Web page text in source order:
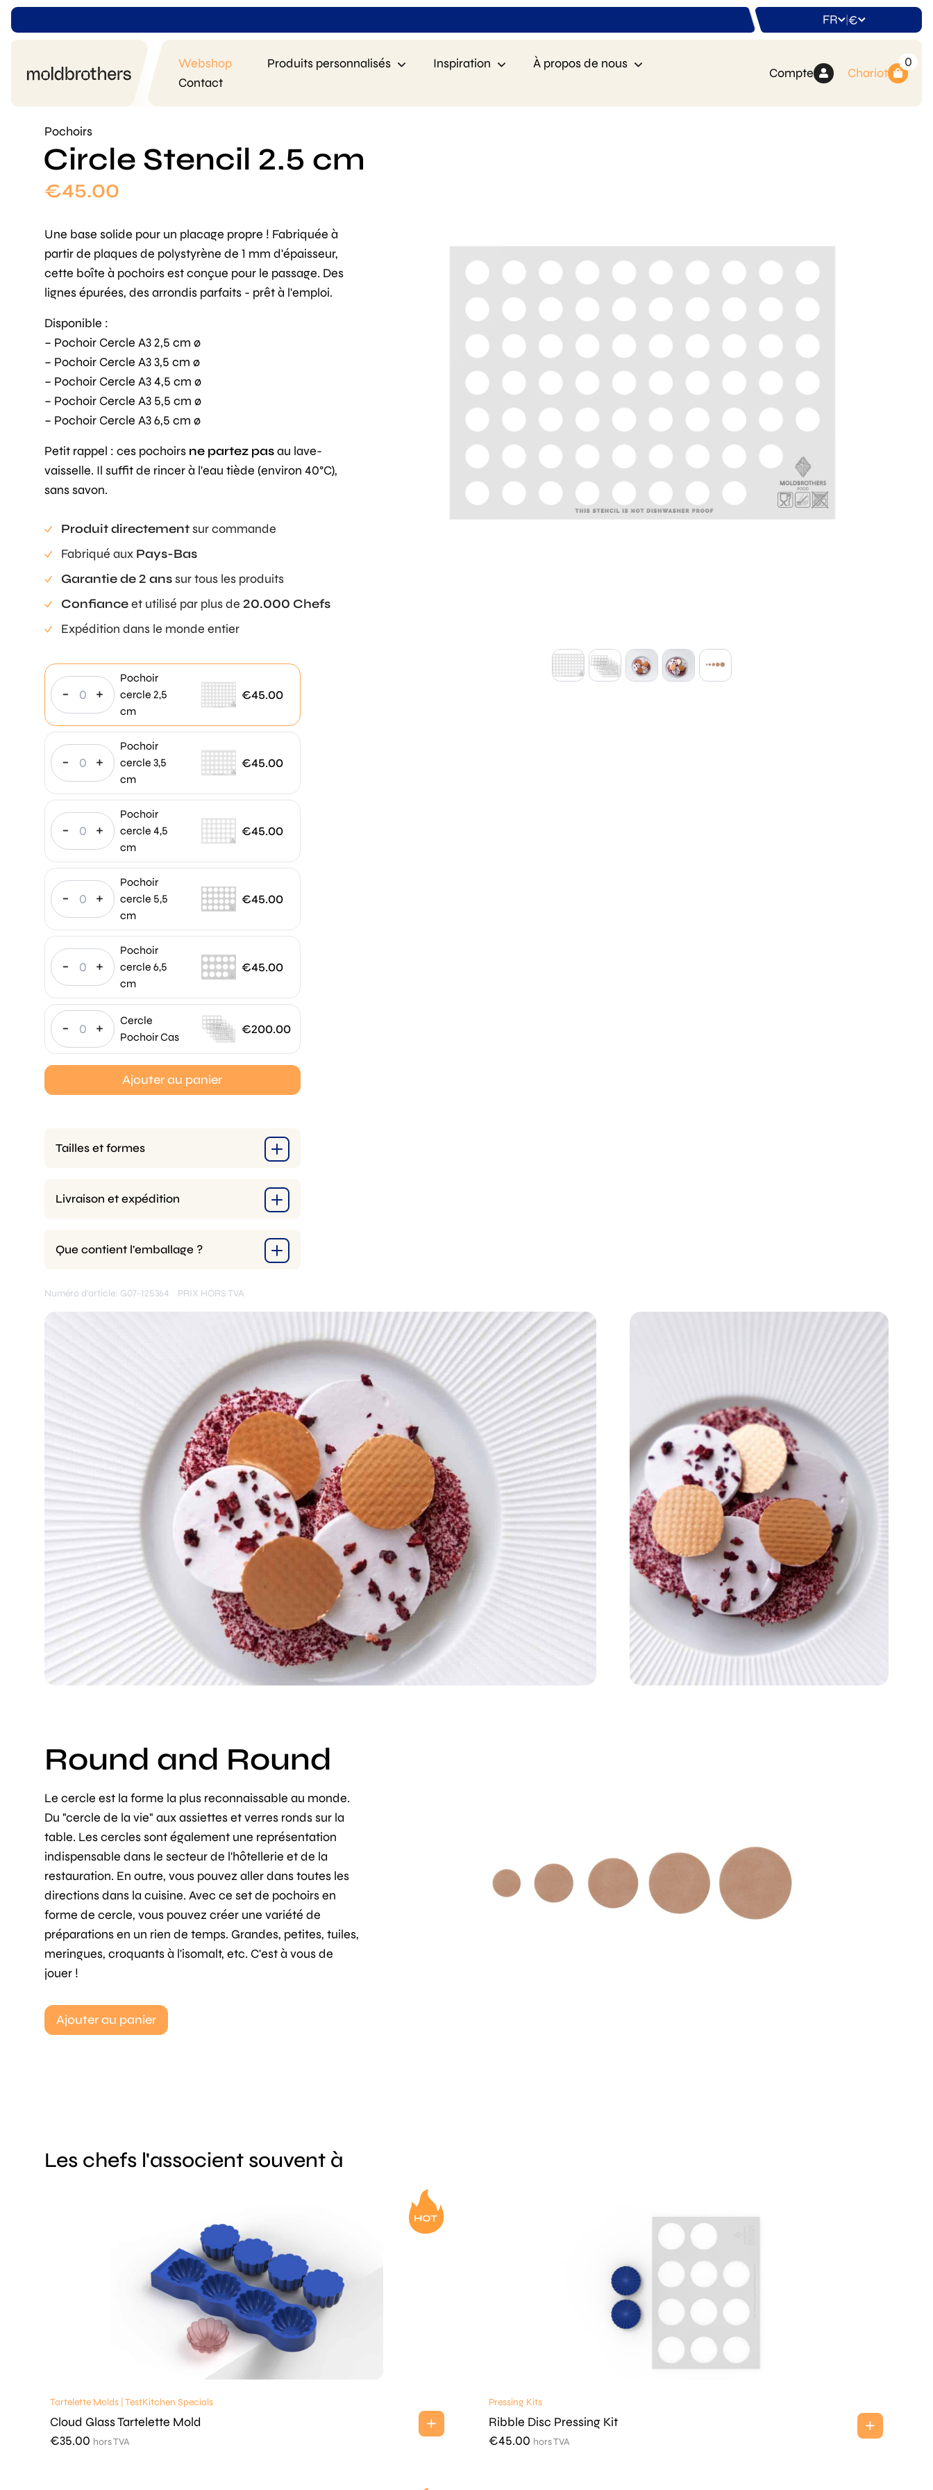
FR |€
Webshop Produits personnalisés Inspiration
À propos de nous
Contact
Compte
0
Chariot
Pochoirs
Circle Stencil 2.5 cm
€45.00
Une base solide pour un placage propre ! Fabriquée à
partir de plaques de polystyrène de 1 mm d'épaisseur,
cette boîte à pochoirs est conçue pour le passage. Des
lignes épurées, des arrondis parfaits - prêt à l'emploi.
Disponible :
– Pochoir Cercle A3 2,5 cm ø
– Pochoir Cercle A3 3,5 cm ø
– Pochoir Cercle A3 4,5 cm ø
– Pochoir Cercle A3 5,5 cm ø
– Pochoir Cercle A3 6,5 cm ø
Petit rappel : ces pochoirs ne partez pasau lave-
vaisselle. Il suffit de rincer à l'eau tiède (environ 40°C),
sans savon.
Produit directementsur commande
Fabriqué aux Pays-Bas
Garantie de 2 anssur tous les produits
Confianceet utilisé par plus de 20.000 Chefs
Expédition dans le monde entier
- +
Pochoir
cercle 2,5
cm
€45.00
- +
Pochoir
cercle 3,5
cm
€45.00
- +
Pochoir
cercle 4,5
cm
€45.00
- +
Pochoir
cercle 5,5
cm
€45.00
- +
Pochoir
cercle 6,5
cm
€45.00
- +
Cercle
Pochoir Cas
€200.00
Ajouter au panier
Tailles et formes
Livraison et expédition
Que contient l'emballage ?
Numéro d'article: G07-125364 PRIX HORS TVA
Round and Round
Le cercle est la forme la plus reconnaissable au monde.
Du "cercle de la vie" aux assiettes et verres ronds sur la
table. Les cercles sont également une représentation
indispensable dans le secteur de l'hôtellerie et de la
restauration. En outre, vous pouvez aller dans toutes les
directions dans la cuisine. Avec ce set de pochoirs en
forme de cercle, vous pouvez créer une variété de
préparations en un rien de temps. Grandes, petites, tuiles,
meringues, croquants à l'isomalt, etc. C'est à vous de
jouer !
Ajouter au panier
Les chefs l'associent souvent à
Tartelette Molds | TestKitchen Specials
Cloud Glass Tartelette Mold
€35.00 hors TVA
Pressing Kits
Ribble Disc Pressing Kit
€45.00 hors TVA